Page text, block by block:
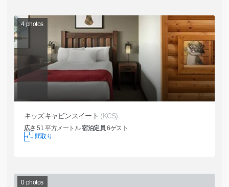
4 photos
キッズキャビンスイート (KCS)
広さ 51 平方メートル宿泊定員 6ゲスト
間取り
0 photos